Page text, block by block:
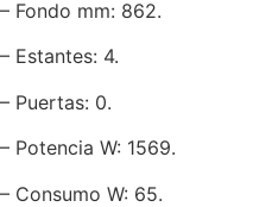
– Fondo mm: 862.
– Estantes: 4.
– Puertas: 0.
– Potencia W: 1569.
– Consumo W: 65.